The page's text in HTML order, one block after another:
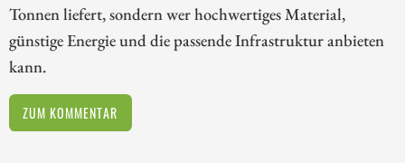
Tonnen liefert, sondern wer hochwertiges Material,
günstige Energie und die passende Infrastruktur anbieten
kann.
ZUM KOMMENTAR